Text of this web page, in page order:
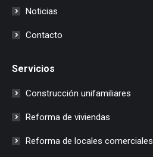
Noticias
Contacto
Servicios
Construcción unifamiliares
Reforma de viviendas
Reforma de locales comerciales